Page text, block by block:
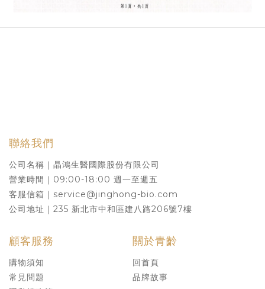
聯絡我們
公司名稱｜晶鴻生醫國際股份有限公司
營業時間｜09:00-18:00 週一至週五
客服信箱｜service@jinghong-bio.com
公司地址｜235 新北市中和區建八路206號7樓
顧客服務
購物須知
常見問題
關於青齡
回首頁
品牌故事